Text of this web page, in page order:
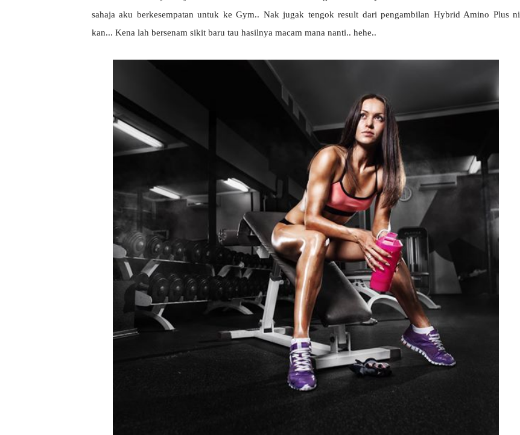
sahaja aku berkesempatan untuk ke Gym.. Nak jugak tengok result dari pengambilan Hybrid Amino Plus ni
kan... Kena lah bersenam sikit baru tau hasilnya macam mana nanti.. hehe..